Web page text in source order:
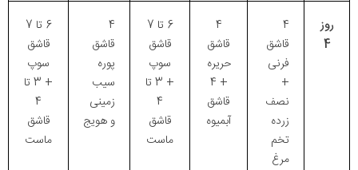
روز
4
4
قاشق
فرنی
+
نصف
زرده
تخم
مرغ
4
قاشق
حریره
+ 4
قاشق
آبمیوه
6 تا 7
قاشق
سوپ
+ 3 تا
4
قاشق
ماست
4
قاشق
پوره
سیب
زمینی
و هویج
6 تا 7
قاشق
سوپ
+ 3 تا
4
قاشق
ماست